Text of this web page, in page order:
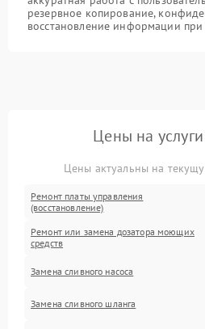
резервное копирование,
восстановление информации
Цены на
Цены актуальны на
Ремонт платы управления
(восстановление)
Ремонт или замена дозатора моющих
средств
Замена сливного насоса
Замена сливного шланга